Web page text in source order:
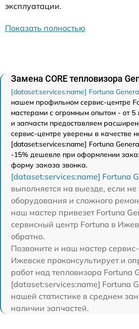
эксплуатации.
Показать полностью
Замена CORE тепловизора
[dataset:services:name] Fortuna
нашем профильном сервис-центре
мастерами с огромным опытом - от 5
и запчасти предоставляем
сервис-центре уверены в качестве
[dataset:services:name] Fortuna
-15% дешевле при оформлении
форму заказа звонка.
[dataset:services:name] Fortuna
выполняется на выезде, если не
оборудования и сложного
наш мастер привезет Fortuna
сервисный центр Fortuna в
обратно.
Позвоните и наш мастер
Ижевске проконсультирует и
работ над тепловизора Fortuna
[dataset:services:name] Fortuna
нашей статистике в среднем
наличии запчастей.